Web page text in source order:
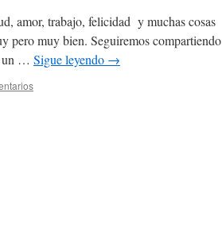
amor, trabajo, felicidad y muchas cosas
pero muy bien. Seguiremos compartiendo
un … Sigue leyendo →